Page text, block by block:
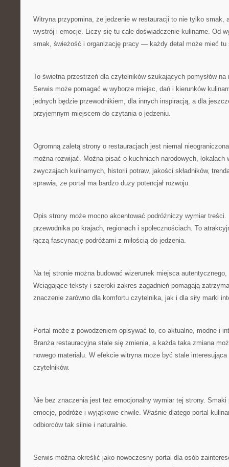
Witryna przypomina, że jedzenie w restauracji to nie tylko smak,
wystrój i emocje. Liczy się tu całe doświadczenie kulinarne. Od
smak, świeżość i organizację pracy — każdy detal może mieć tu
To świetna przestrzeń dla czytelników szukających pomysłów
Serwis może pomagać w wyborze miejsc, dań i kierunków
jednych będzie przewodnikiem, dla innych inspiracją, a dla
przyjemnym miejscem do czytania o jedzeniu.
Ogromną zaletą strony o restauracjach jest niemal
można rozwijać. Można pisać o kuchniach narodowych, lokalach
zwyczajach kulinarnych, historii potraw, jakości składników,
sprawia, że portal ma bardzo duży potencjał rozwoju.
Opis strony może mocno akcentować podróżniczy wymiar treści.
przewodnika po krajach, regionach i społecznościach. To
łączą fascynację podróżami z miłością do jedzenia.
Na tej stronie można budować wizerunek miejsca
Wciągające teksty i szeroki zakres zagadnień pomagają
znaczenie zarówno dla komfortu czytelnika, jak i dla siły marki
Portal może z powodzeniem opisywać to, co aktualne, modne i
Branża restauracyjna stale się zmienia, a każda taka zmiana
nowego materiału. W efekcie witryna może być stale
czytelników.
Nie bez znaczenia jest też emocjonalny wymiar tej strony. Smaki
emocje, podróże i wyjątkowe chwile. Właśnie dlatego portal
odbiorców tak silnie i naturalnie.
Serwis można określić jako nowoczesny portal dla osób